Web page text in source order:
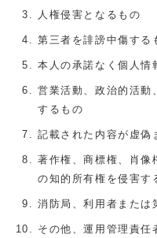
人権侵害となるもの
第三者を誹謗中傷する
本人の承諾なく個人情
営業活動、政治的活動
するもの
記載された内容が虚偽
著作権、商標権、肖像
の知的所有権を侵害す
消防局、利用者または
その他、運用管理責任